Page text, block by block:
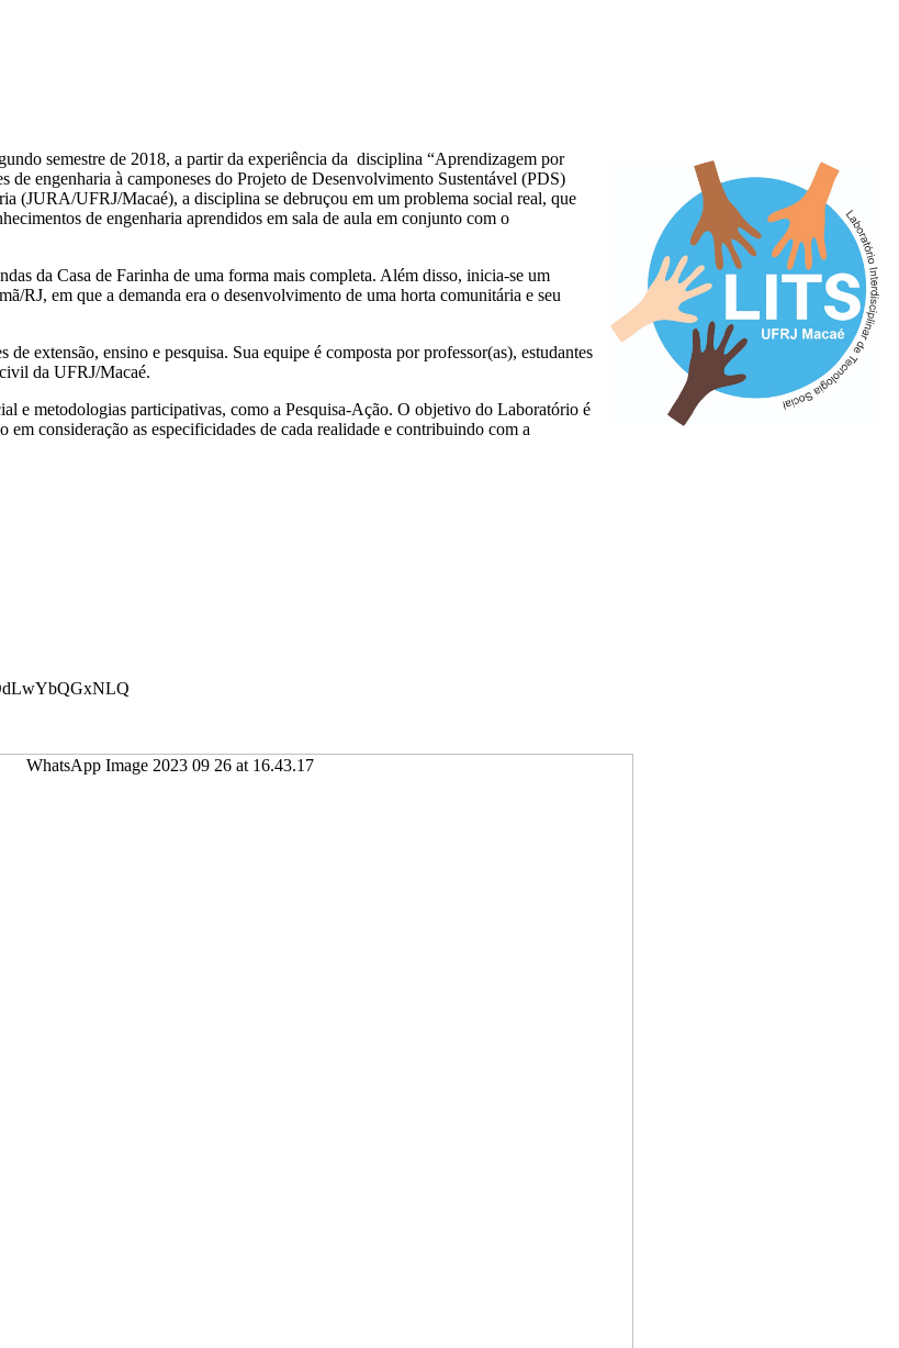
semestre de 2018, a partir da experiência da disciplina “Aprendizagem por
de engenharia à camponeses do Projeto de Desenvolvimento Sustentável (PDS)
(JURA/UFRJ/Macaé), a disciplina se debruçou em um problema social real, que
de engenharia aprendidos em sala de aula em conjunto com o
da Casa de Farinha de uma forma mais completa. Além disso, inicia-se um
RJ, em que a demanda era o desenvolvimento de uma horta comunitária e seu
extensão, ensino e pesquisa. Sua equipe é composta por professor(as), estudantes
da UFRJ/Macaé.
e metodologias participativas, como a Pesquisa-Ação. O objetivo do Laboratório é
consideração as especificidades de cada realidade e contribuindo com a